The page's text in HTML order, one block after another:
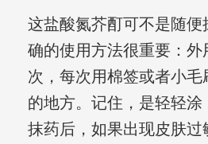
这盐酸氮芥酊可不是随便
确的使用方法很重要：外
次，每次用棉签或者小毛
的地方。记住，是轻轻涂
抹药后，如果出现皮肤过